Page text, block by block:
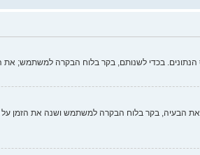
בכדי לשנותם, בקר בלוח הבקרה למשתמש; את
הבעיה, בקר בלוח הבקרה למשתמש ושנה את הזמן על